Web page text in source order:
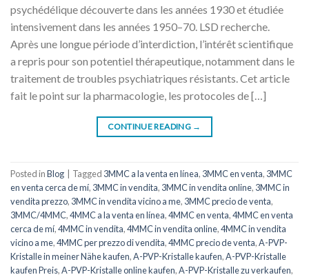
psychédélique découverte dans les années 1930 et étudiée
intensivement dans les années 1950–70. LSD recherche.
Après une longue période d’interdiction, l’intérêt scientifique
a repris pour son potentiel thérapeutique, notamment dans le
traitement de troubles psychiatriques résistants. Cet article
fait le point sur la pharmacologie, les protocoles de […]
CONTINUE READING →
Posted inBlog Tagged 3MMC a la venta en línea, 3MMC en venta, 3MMC
en venta cerca de mí, 3MMC in vendita, 3MMC in vendita online, 3MMC in
vendita prezzo, 3MMC in vendita vicino a me, 3MMC precio de venta,
3MMC/4MMC,4MMC a la venta en línea,4MMC en venta,4MMC en venta
cerca de mí,4MMC in vendita,4MMC in vendita online,4MMC in vendita
vicino a me,4MMC per prezzo di vendita,4MMC precio de venta,A-PVP-
Kristalle in meiner Nähe kaufen,A-PVP-Kristalle kaufen,A-PVP-Kristalle
kaufen Preis,A-PVP-Kristalle online kaufen,A-PVP-Kristalle zu verkaufen,